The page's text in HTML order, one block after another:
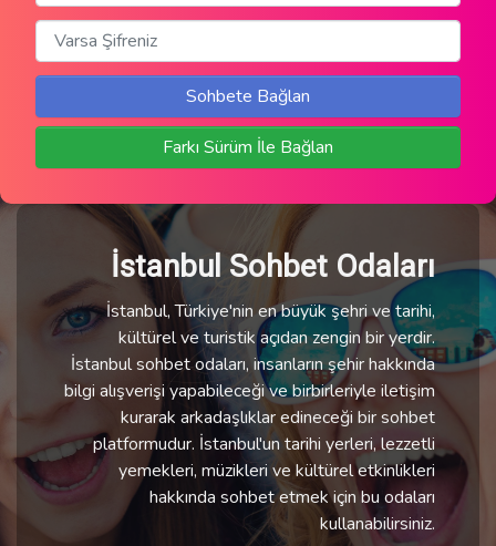
Sohbete Bağlan
Farkı Sürüm İle Bağlan
İstanbul Sohbet Odaları
İstanbul, Türkiye'nin en büyük şehri ve tarihi,
kültürel ve turistik açıdan zengin bir yerdir.
İstanbul sohbet odaları, insanların şehir hakkında
bilgi alışverişi yapabileceği ve birbirleriyle iletişim
kurarak arkadaşlıklar edineceği bir sohbet
platformudur. İstanbul'un tarihi yerleri, lezzetli
yemekleri, müzikleri ve kültürel etkinlikleri
hakkında sohbet etmek için bu odaları
kullanabilirsiniz.